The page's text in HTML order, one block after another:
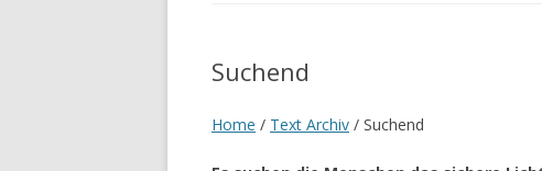
Suchend
Home / Text Archiv / Suchend